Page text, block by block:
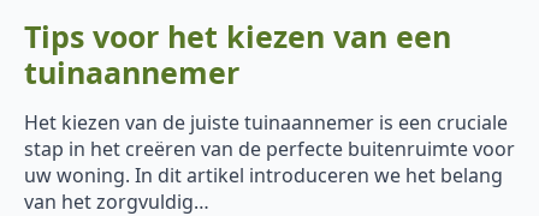
Tips voor het kiezen van een
tuinaannemer
Het kiezen van de juiste tuinaannemer is een cruciale
stap in het creëren van de perfecte buitenruimte voor
uw woning. In dit artikel introduceren we het belang
van het zorgvuldig…